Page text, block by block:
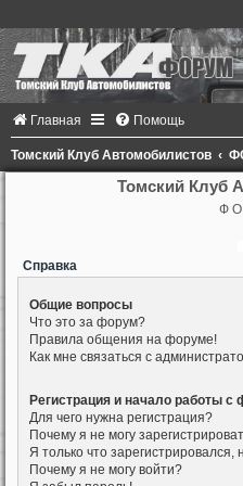
Главная Помощь
Томский Клуб Автомобилистов
Томский Клуб
Ф О
Справка
Общие вопросы
Что это за форум?
Правила общения на форуме!
Как мне связаться с
Регистрация и начало работы с
Для чего нужна регистрация?
Почему я не могу
Я только что зарегистрировался,
Почему я не могу войти?